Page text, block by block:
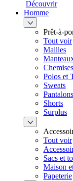
Découvrir
Homme
Prêt-à-
Tout voir
Mailles
Polos et
Sweats
Shorts
Surplus
Tout voir
Sacs et
Maison
Papeterie